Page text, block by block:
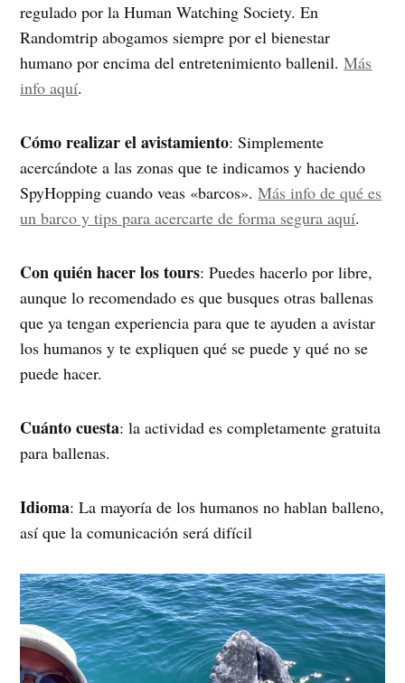
regulado por la Human Watching Society. En
Randomtrip abogamos siempre por el bienestar
humano por encima del entretenimiento ballenil.Más
info aquí.
Cómo realizar el avistamiento: Simplemente
acercándote a las zonas que te indicamos y haciendo
SpyHopping cuando veas «barcos».Más info de qué es
un barco y tips para acercarte de forma segura aquí.
Con quién hacer los tours: Puedes hacerlo por libre,
aunque lo recomendado es que busques otras ballenas
que ya tengan experiencia para que te ayuden a avistar
los humanos y te expliquen qué se puede y qué no se
puede hacer.
Cuánto cuesta: la actividad es completamente gratuita
para ballenas.
Idioma: La mayoría de los humanos no hablan balleno,
así que la comunicación será difícil